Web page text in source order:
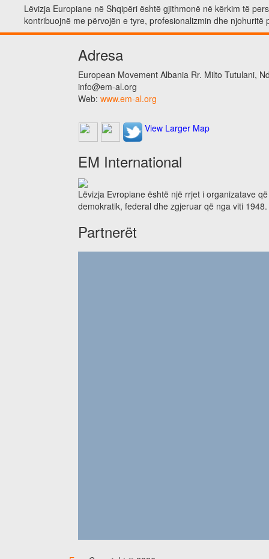
Lëvizja Europiane në Shqipëri është gjithmonë në kërkim të
kontribuojnë me përvojën e tyre, profesionalizmin dhe
Adresa
European Movement Albania Rr. Milto Tutulani,
info@em-al.org
Web: www.em-al.org
View Larger Map
EM International
Lëvizja Evropiane është një rrjet i organizatave
demokratik, federal dhe zgjeruar që nga viti 1948.
Partnerët